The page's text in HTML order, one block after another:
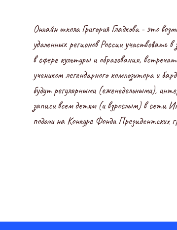
Онлайн школа Григория Гладкова - это
удаленных регионов России участвовать
в сфере культуры и образования,
учеником легендарного композитора и
будут регулярными (еженедельными),
записи всем детям (и взрослым) в сети
подачи на Конкурс Фонда Президентских